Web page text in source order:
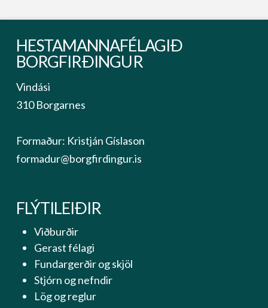
HESTAMANNAFÉLAGIÐ
BORGFIRÐINGUR
Vindási
310 Borgarnes
Formaður: Kristján Gíslason
formadur@borgfirdingur.is
FLÝTILEIÐIR
Viðburðir
Gerast félagi
Fundargerðir og skjöl
Stjórn og nefndir
Lög og reglur